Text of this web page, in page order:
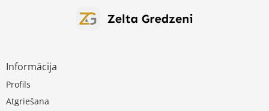
Informācija
Profils
Atgriešana